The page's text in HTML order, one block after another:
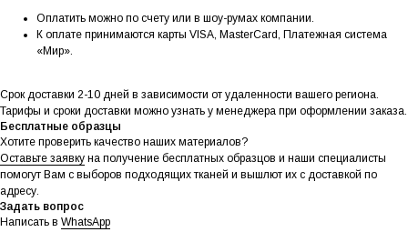
Оплатить можно по счету или в шоу-румах компании.
К оплате принимаются карты VISA, MasterCard, Платежная система
«Мир».
Срок доставки 2-10 дней в зависимости от удаленности вашего региона.
Тарифы и сроки доставки можно узнать у менеджера при оформлении заказа.
Бесплатные образцы
Хотите проверить качество наших материалов?
Оставьте заявку на получение бесплатных образцов и наши специалисты
помогут Вам с выборов подходящих тканей и вышлют их с доставкой по
адресу.
Задать вопрос
Написать в WhatsApp